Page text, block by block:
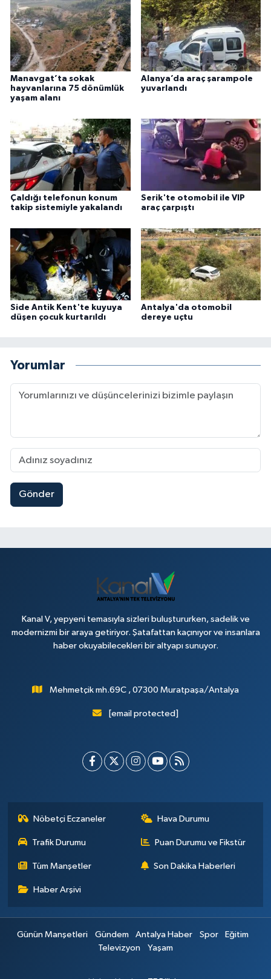
Manavgat’ta sokak
hayvanlarına 75 dönümlük
yaşam alanı
Alanya’da araç şarampole
yuvarlandı
Çaldığı telefonun konum
takip sistemiyle yakalandı
Serik'te otomobil ile VIP
araç çarpıştı
Side Antik Kent'te kuyuya
düşen çocuk kurtarıldı
Antalya'da otomobil
dereye uçtu
Yorumlar
Gönder
Kanal V, yepyeni temasıyla sizleri buluştururken, sadelik ve
modernizmi bir araya getiriyor. Şatafattan kaçınıyor ve insanlara
haber okuyabilecekleri bir altyapı sunuyor.
Mehmetçik mh.69C , 07300 Muratpaşa/Antalya
[email protected]
Nöbetçi Eczaneler Hava Durumu
Trafik Durumu Puan Durumu ve Fikstür
Tüm Manşetler Son Dakika Haberleri
Haber Arşivi
Günün Manşetleri Gündem Antalya Haber Spor
Eğitim
Televizyon
Yaşam